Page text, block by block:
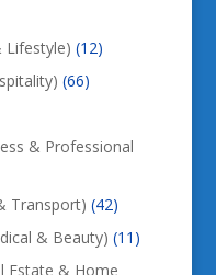
Lifestyle) (12)
(66)
& Professional
Transport) (42)
& Beauty) (11)
Estate & Home